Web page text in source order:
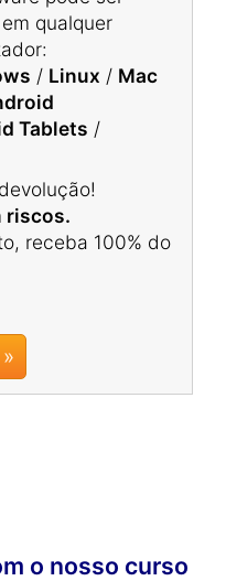
qualquer
/ Linux / Mac
Tablets /
riscos.
receba 100% do
o nosso curso